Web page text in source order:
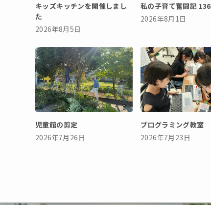
キッズキッチンを開催しまし
た
2026年8月5日
私の子育て奮闘記 136
2026年8月1日
児童館の剪定
2026年7月26日
プログラミング教室
2026年7月23日